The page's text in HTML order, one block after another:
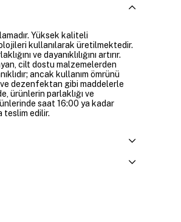
Yüksek kaliteli
kullanılarak üretilmektedir.
ve dayanıklılığını artırır.
cilt dostu malzemelerden
ancak kullanım ömrünü
dezenfektan gibi maddelerle
ürünlerin parlaklığı ve
saat 16:00 ya kadar
teslim edilir.